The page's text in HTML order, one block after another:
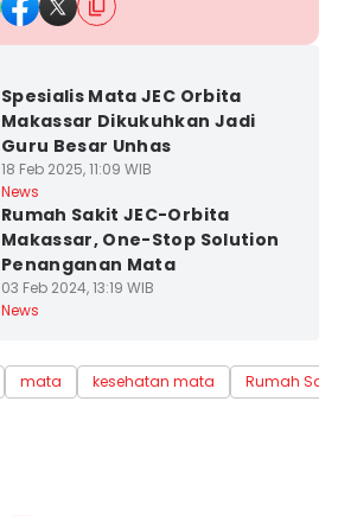
Spesialis Mata JEC Orbita
Makassar Dikukuhkan Jadi
Guru Besar Unhas
18 Feb 2025, 11:09 WIB
News
Rumah Sakit JEC-Orbita
Makassar, One-Stop Solution
Penanganan Mata
03 Feb 2024, 13:19 WIB
News
mata kesehatan mata
Rumah Sakit